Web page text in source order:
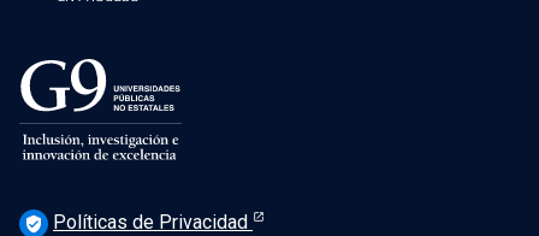
verified_user Políticas de Privacidad